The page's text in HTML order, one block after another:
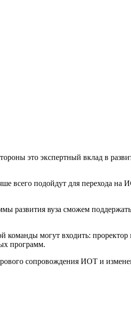
это экспертный вклад в
всего подойдут для перехода на
развития вуза сможем
могут входить: проректор
программ.
сопровождения ИОТ и